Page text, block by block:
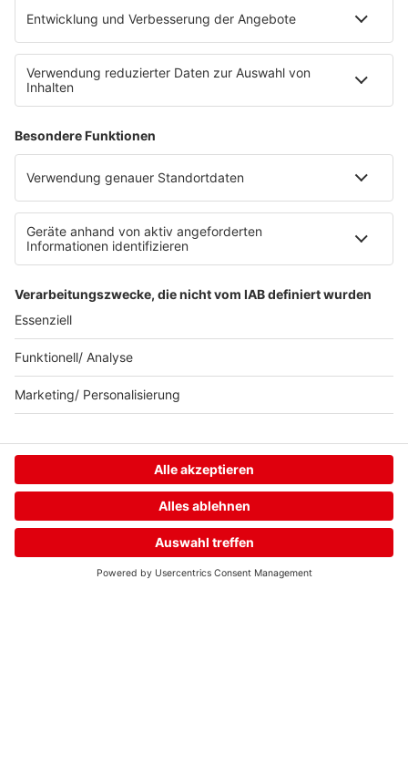
Home Streams Menü
Nutzungsbedingungen
Stromvergleich
Werbung buchen
Moderatoren buchen
Neuer. Besser.
delta.